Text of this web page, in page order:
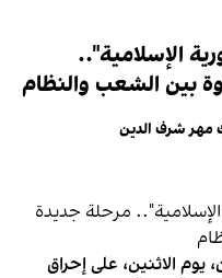
الإسلامية"..
بين الشعب والنظام
مهر شرف الدين
الاثنين، على إحراق